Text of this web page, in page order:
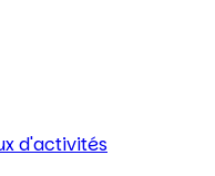
d'activités